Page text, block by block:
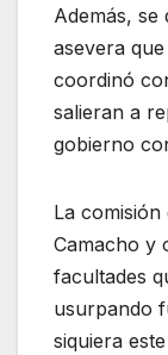
Además, se
asevera
coordinó
salieran a
gobierno
La
Camacho y
facultades
usurpando
siquiera